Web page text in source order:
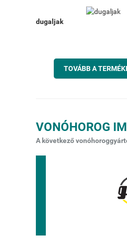
dugaljak
TOVÁBB A
VONÓHOROG
A következő